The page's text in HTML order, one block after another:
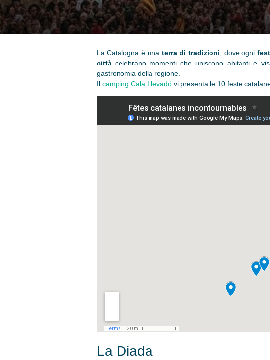
La Catalogna è una terra di tradizioni , dove ogni
città celebrano momenti che uniscono abitanti e
gastronomia della regione.
Il camping Cala Llevadóvi presenta le 10 feste
La Diada